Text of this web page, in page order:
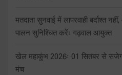
मतदाता सुनवाई में लापरवाही बर्दाश्त
पालन सुनिश्चित करेंः गढ़वाल आयुक्त
खेल महाकुंभ 2026ः 01 सितंबर से
मंच